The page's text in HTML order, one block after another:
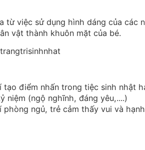
từ việc sử dụng hình dáng của
vật thành khuôn mặt của bé.
tạo điểm nhấn trong tiệc sinh nhật
niệm (ngộ nghĩnh, đáng yêu,....)
phòng ngủ, trẻ cảm thấy vui và